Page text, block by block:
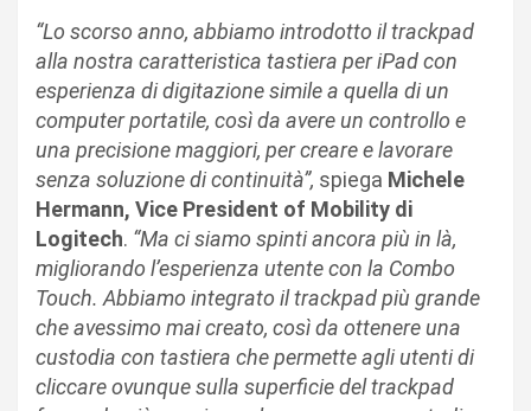
“Lo scorso anno, abbiamo introdotto il trackpad
alla nostra caratteristica tastiera per iPad con
esperienza di digitazione simile a quella di un
computer portatile, così da avere un controllo e
una precisione maggiori, per creare e lavorare
senza soluzione di continuità”, spiega Michele
Hermann, Vice President of Mobility di
Logitech. “Ma ci siamo spinti ancora più in là,
migliorando l’esperienza utente con la Combo
Touch. Abbiamo integrato il trackpad più grande
che avessimo mai creato, così da ottenere una
custodia con tastiera che permette agli utenti di
cliccare ovunque sulla superficie del trackpad